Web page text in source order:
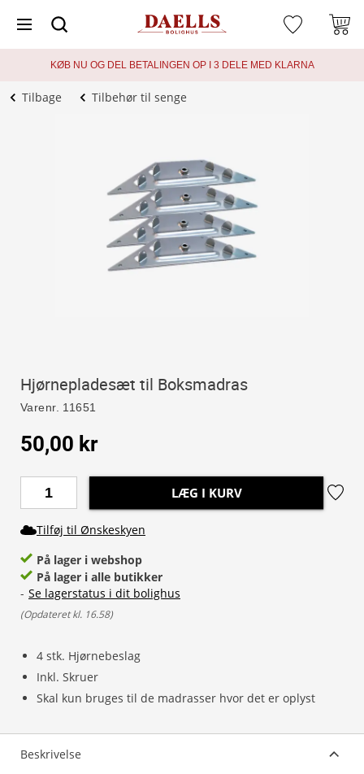
KØB NU OG DEL BETALINGEN OP I 3 DELE MED KLARNA
Tilbage Tilbehør til senge
Hjørnepladesæt til Boksmadras
Varenr. 11651
4 stk. Hjørnebeslag
Inkl. Skruer
Skal kun bruges til de madrasser hvor det er oplyst
50,00 kr
LÆG I KURV
Tilføj til Ønskeskyen
På lager i webshop
På lager i alle butikker
- Se lagerstatus i dit bolighus
(Opdateret kl. 16.58)
Beskrivelse